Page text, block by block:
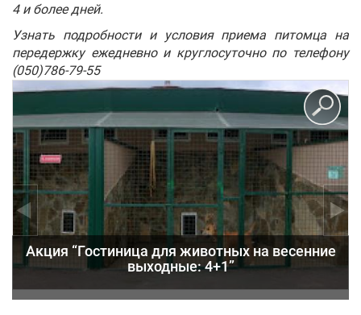
4 и более дней.
Узнать подробности и условия приема питомца на
передержку ежедневно и круглосуточно по телефону
(050)786-79-55
Акция “Гостиница для животных на весенние
выходные: 4+1”